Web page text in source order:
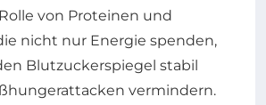
von Proteinen und
nicht nur Energie spenden,
Blutzuckerspiegel stabil
vermindern.